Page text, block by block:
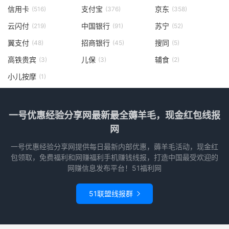
信用卡 (516) 支付宝 (376) 京东 (358)
云闪付 (219) 中国银行 (91) 苏宁 (52)
翼支付 (48) 招商银行 (45) 搜同 (5)
高铁贵宾 (3) 儿保 (3) 辅食 (2)
小儿按摩 (1)
一号优惠经验分享网最新最全薅羊毛，现金红包线报
网
一号优惠经验分享网提供每日最新内部优惠，薅羊毛活动，现金红
包领取，免费福利和网赚福利手机赚钱线报，打造中国最受欢迎的
网赚信息发布平台！51福利网
51联盟线报群 